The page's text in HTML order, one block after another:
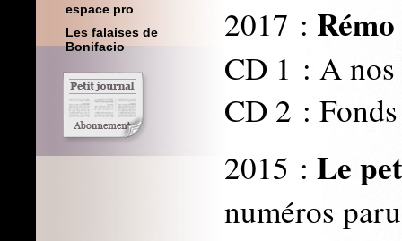
espace pro
Les falaises de
Bonifacio
2017 :
CD 1 : A
CD 2 :
2015 : Le
numéros